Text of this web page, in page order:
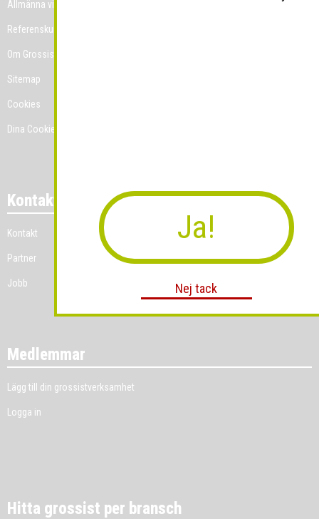
Allmänna villkor
Referenskunder
Om Grossist.se
Sitemap
Cookies
Dina Cookie-prefenser
Kontakt
Kontakt
Partner
Jobb
Medlemmar
Lägg till din grossistverksamhet
Logga in
Hitta grossist per bransch
Ja!
Nej tack